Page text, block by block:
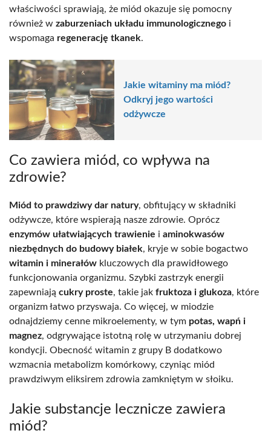
właściwości sprawiają, że miód okazuje się pomocny
również w zaburzeniach układu immunologicznego i
wspomaga regenerację tkanek.
Jakie witaminy ma miód?
Odkryj jego wartości
odżywcze
Co zawiera miód, co wpływa na
zdrowie?
Miód to prawdziwy dar natury, obfitujący w składniki
odżywcze, które wspierają nasze zdrowie. Oprócz
enzymów ułatwiających trawienie i aminokwasów
niezbędnych do budowy białek, kryje w sobie bogactwo
witamin i minerałów kluczowych dla prawidłowego
funkcjonowania organizmu. Szybki zastrzyk energii
zapewniają cukry proste, takie jak fruktoza i glukoza, które
organizm łatwo przyswaja. Co więcej, w miodzie
odnajdziemy cenne mikroelementy, w tym potas, wapń i
magnez, odgrywające istotną rolę w utrzymaniu dobrej
kondycji. Obecność witamin z grupy B dodatkowo
wzmacnia metabolizm komórkowy, czyniąc miód
prawdziwym eliksirem zdrowia zamkniętym w słoiku.
Jakie substancje lecznicze zawiera
miód?